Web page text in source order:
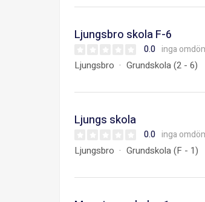
Ljungsbro skola F-6
0.0 inga
Ljungsbro Grundskola (2 - 6)
Ljungs skola
0.0 inga
Ljungsbro Grundskola (F - 1)